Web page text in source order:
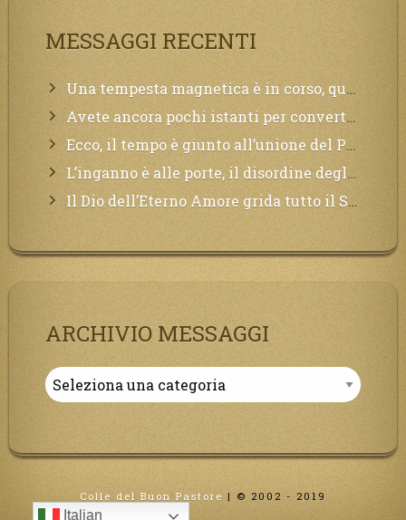
MESSAGGI RECENTI
Una tempesta magnetica è in corso, questa generazione patirà. Il black out non tarderà ad arrivare e tutta la Terra sarà oscurata.
Avete ancora pochi istanti per convertirvi, non perdete tempo, la sciagura arriverà all’improvviso e per chi non si sarà preparato saranno dolori.
Ecco, il tempo è giunto all’unione del Padre con il figlio, non avete che da attendere pochissimo.
L’inganno è alle porte, il disordine degli ordinati urlerà perdono, ma sarà troppo tardi, il tradimento è stato grande!
Il Dio dell’Eterno Amore grida tutto il Suo bene per i Suoi,richiama a Sé i lontani, affinché si pentano e tornino a Lui:
ARCHIVIO MESSAGGI
Archivio
Messaggi
Colle del Buon Pastore | © 2002 - 2019
Italian